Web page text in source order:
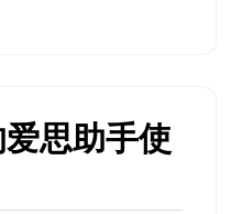
思助手使